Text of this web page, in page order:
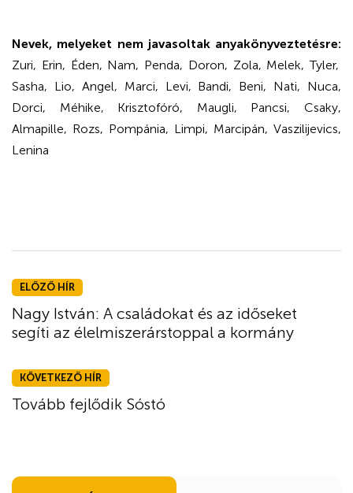
Nevek, melyeket nem javasoltak anyakönyveztetésre:
Zuri, Erin, Éden, Nam, Penda, Doron, Zola, Melek, Tyler,
Sasha, Lio, Angel, Marci, Levi, Bandi, Beni, Nati, Nuca,
Dorci, Méhike, Krisztofóró, Maugli, Pancsi, Csaky,
Almapille, Rozs, Pompánia, Limpi, Marcipán, Vaszilijevics,
Lenina
ELŐZŐ HÍR
Nagy István: A családokat és az időseket
segíti az élelmiszerárstoppal a kormány
KÖVETKEZŐ HÍR
Tovább fejlődik Sóstó